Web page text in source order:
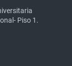
Piso 1.